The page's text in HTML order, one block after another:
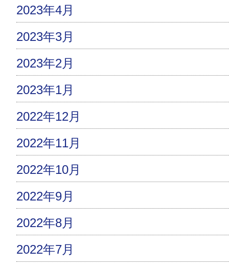
2023年4月
2023年3月
2023年2月
2023年1月
2022年12月
2022年11月
2022年10月
2022年9月
2022年8月
2022年7月